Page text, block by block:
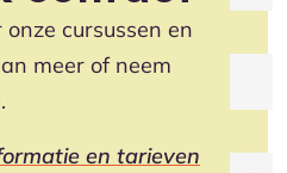
cursussen en
meer of neem
en tarieven